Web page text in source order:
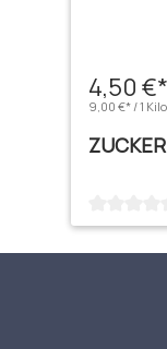
4,50 €*
9,00 €* / 1